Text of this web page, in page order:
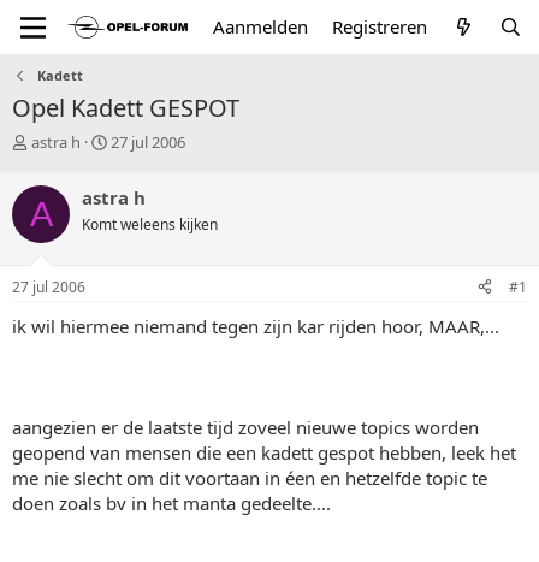
Aanmelden Registreren
Kadett
Opel Kadett GESPOT
T
p
c
s
a
t
astra h
S
r
t
a
m
27 jul 2006
A astra h
Komt weleens kijken
27 jul 2006 #1
ik wil hiermee niemand tegen zijn kar rijden hoor, MAAR,...
aangezien er de laatste tijd zoveel nieuwe topics worden
geopend van mensen die een kadett gespot hebben, leek het
me nie slecht om dit voortaan in éen en hetzelfde topic te
doen zoals bv in het manta gedeelte....